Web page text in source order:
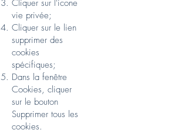
Cliquer sur l'icone
vie privée;
Cliquer sur le lien
supprimer des
cookies
spécifiques;
Dans la fenêtre
Cookies, cliquer
sur le bouton
Supprimer tous les
cookies.